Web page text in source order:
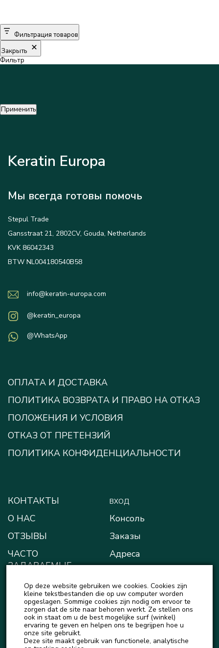
Фильтрация товаров
Закрыть
Фильтр
Применить
Keratin Europa
Мы всегда готовы помочь
Stepul Trade
Gansstraat 21, 2802CV, Gouda, Netherlands
KVK 86042343
BTW NL004180540B58
info@keratin-europa.com
@keratin_europa
@WhatsApp
ОПЛАТА И ДОСТАВКА
ПОЛИТИКА ВОЗВРАТА И ПРАВО НА ОТКАЗ
ПОЛОЖЕНИЯ И УСЛОВИЯ
ОТКАЗ ОТ ПРЕТЕНЗИЙ
ПОЛИТИКА КОНФИДЕНЦИАЛЬНОСТИ
КОНТАКТЫ
О НАС
ОТЗЫВЫ
ЧАСТО
ЗАДАВАЕМЫЕ
БЛОГ
НОВОСТИ
ВХОД
Консоль
Заказы
Адреса
Мой кошелёк
Детали учётной записи
Выход
Op deze website gebruiken we cookies. Cookies zijn
kleine tekstbestanden die op uw computer worden
opgeslagen. Sommige cookies zijn nodig om ervoor te
zorgen dat de site naar behoren werkt. Ze stellen ons
ook in staat om u de best mogelijke surf (winkel)
ervaring te geven en helpen ons te begrijpen hoe u
onze site gebruikt.
Deze site maakt gebruik van functionele, analytische